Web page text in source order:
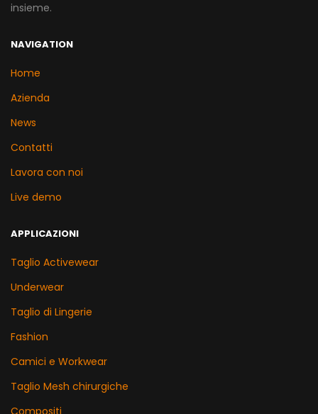
insieme.
NAVIGATION
Home
Azienda
News
Contatti
Lavora con noi
Live demo
APPLICAZIONI
Taglio Activewear
Underwear
Taglio di Lingerie
Fashion
Camici e Workwear
Taglio Mesh chirurgiche